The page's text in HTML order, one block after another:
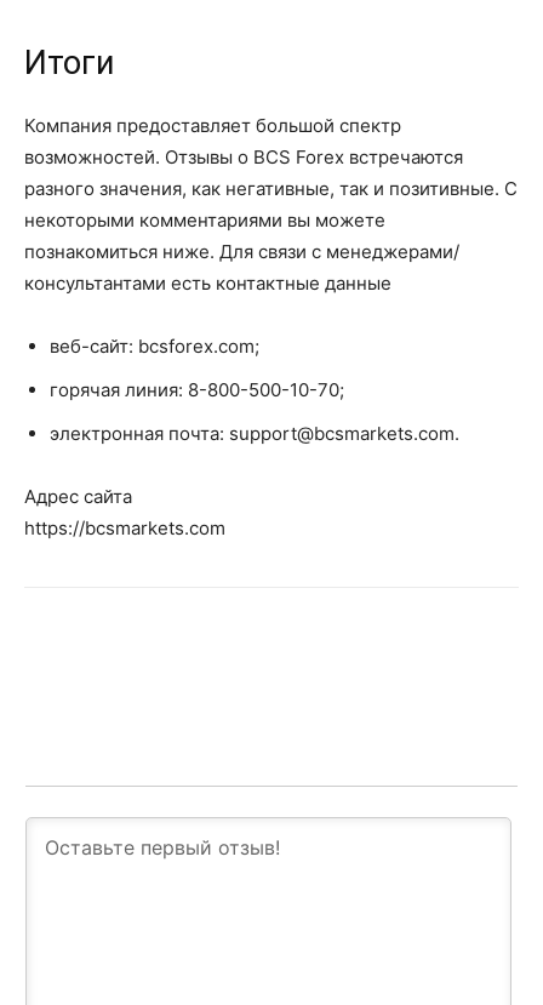
Итоги
Компания предоставляет большой спектр
возможностей. Отзывы о BCS Forex встречаются
разного значения, как негативные, так и позитивные. С
некоторыми комментариями вы можете
познакомиться ниже. Для связи с менеджерами/
консультантами есть контактные данные
веб-сайт: bcsforex.com;
горячая линия: 8-800-500-10-70;
электронная почта: support@bcsmarkets.com.
Адрес сайта
https://bcsmarkets.com